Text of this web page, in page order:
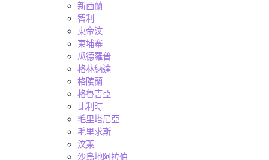
新西蘭
智利
東帝汶
柬埔寨
瓜德羅普
格林納達
格陵蘭
格魯吉亞
比利時
毛里塔尼亞
毛里求斯
汶萊
沙烏地阿拉伯